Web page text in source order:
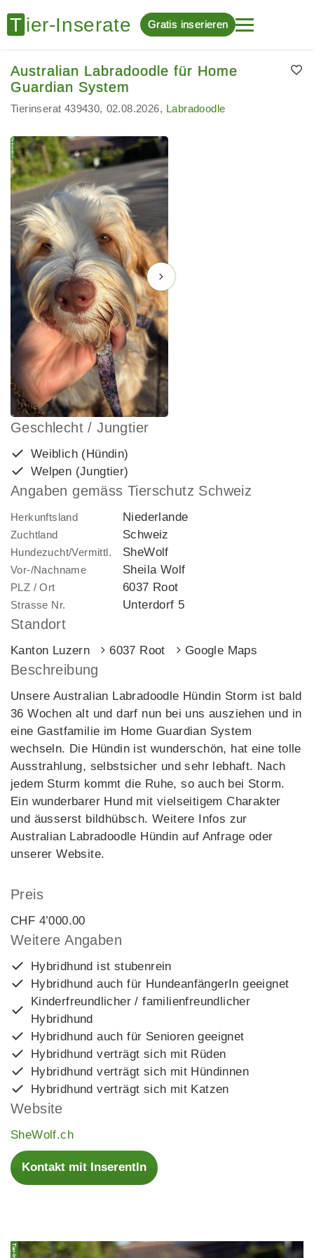
Gratis inserieren
Australian Labradoodle für Home
Guardian System
Tierinserat 439430 02.08.2026 Labradoodle
Geschlecht / Jungtier
Weiblich (Hündin)
Welpen (Jungtier)
Angaben gemäss Tierschutz Schweiz
Herkunftsland Niederlande
Zuchtland Schweiz
Hundezucht/Vermittl. SheWolf
Vor-/Nachname Sheila Wolf
PLZ / Ort 6037 Root
Strasse Nr. Unterdorf 5
Standort
Kanton Luzern 6037 Root Google Maps
Beschreibung
Unsere Australian Labradoodle Hündin Storm ist bald
36 Wochen alt und darf nun bei uns ausziehen und in
eine Gastfamilie im Home Guardian System
wechseln. Die Hündin ist wunderschön, hat eine tolle
Ausstrahlung, selbstsicher und sehr lebhaft. Nach
jedem Sturm kommt die Ruhe, so auch bei Storm.
Ein wunderbarer Hund mit vielseitigem Charakter
und äusserst bildhübsch. Weitere Infos zur
Australian Labradoodle Hündin auf Anfrage oder
unserer Website.
Preis
CHF 4’000.00
Weitere Angaben
Hybridhund ist stubenrein
Hybridhund auch für HundeanfängerIn geeignet
Kinderfreundlicher / familienfreundlicher
Hybridhund
Hybridhund auch für Senioren geeignet
Hybridhund verträgt sich mit Rüden
Hybridhund verträgt sich mit Hündinnen
Hybridhund verträgt sich mit Katzen
Website
SheWolf.ch
Kontakt mit InserentIn